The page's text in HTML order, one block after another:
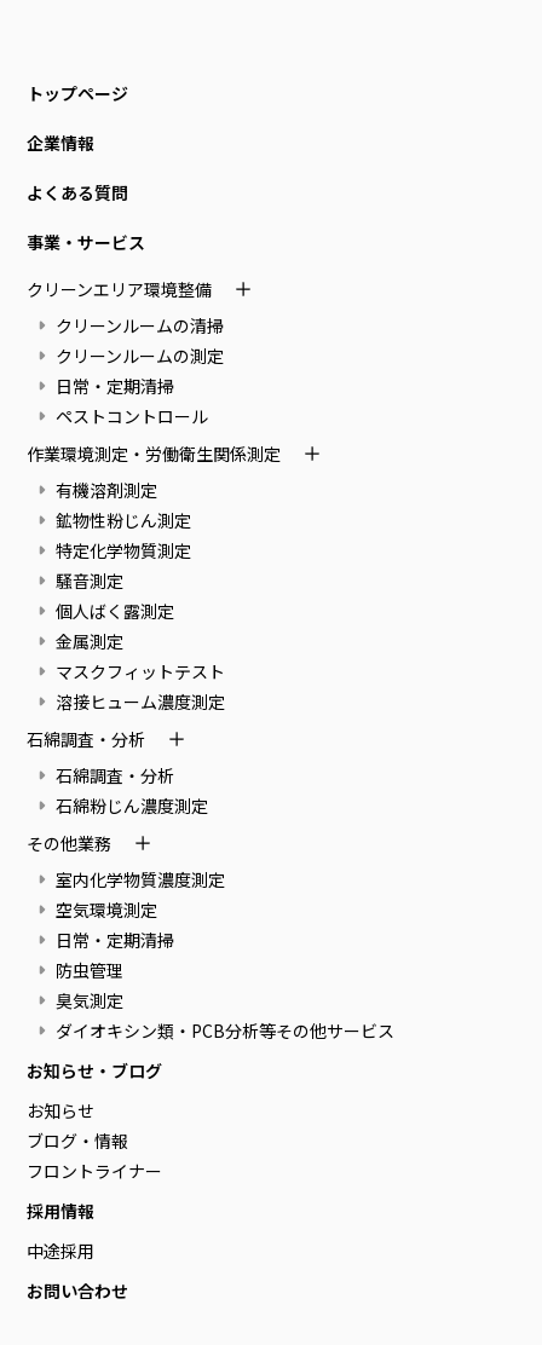
トップページ
企業情報
よくある質問
事業・サービス
クリーンエリア環境整備
クリーンルームの清掃
クリーンルームの測定
日常・定期清掃
ペストコントロール
作業環境測定・労働衛生関係測定
有機溶剤測定
鉱物性粉じん測定
特定化学物質測定
騒音測定
個人ばく露測定
金属測定
マスクフィットテスト
溶接ヒューム濃度測定
石綿調査・分析
石綿調査・分析
石綿粉じん濃度測定
その他業務
室内化学物質濃度測定
空気環境測定
日常・定期清掃
防虫管理
臭気測定
ダイオキシン類・PCB分析等その他サービス
お知らせ・ブログ
お知らせ
ブログ・情報
フロントライナー
採用情報
中途採用
お問い合わせ